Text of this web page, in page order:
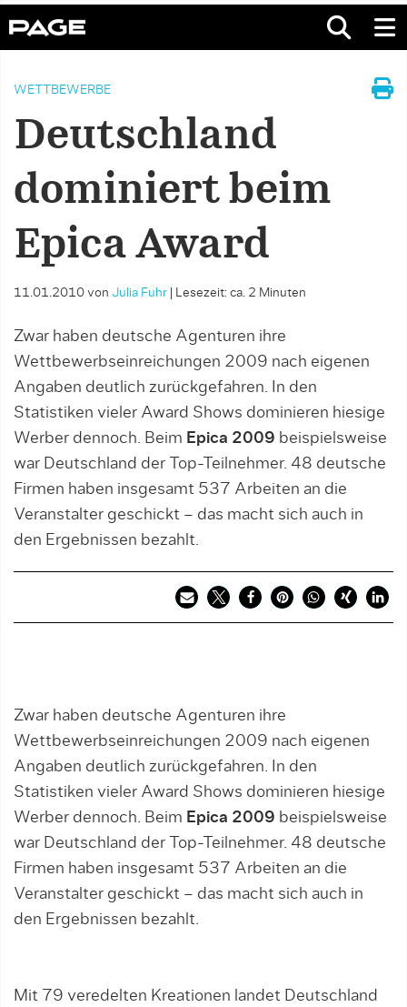
WETTBEWERBE
Deutschland
dominiert beim
Epica Award
11.01.2010 von Julia Fuhr Lesezeit: ca. 2 Minuten
Zwar haben deutsche Agenturen ihre
Wettbewerbseinreichungen 2009 nach eigenen
Angaben deutlich zurückgefahren. In den
Statistiken vieler Award Shows dominieren hiesige
Werber dennoch. Beim Epica 2009 beispielsweise
war Deutschland der Top-Teilnehmer. 48 deutsche
Firmen haben insgesamt 537 Arbeiten an die
Veranstalter geschickt – das macht sich auch in
den Ergebnissen bezahlt.
Zwar haben deutsche Agenturen ihre
Wettbewerbseinreichungen 2009 nach eigenen
Angaben deutlich zurückgefahren. In den
Statistiken vieler Award Shows dominieren hiesige
Werber dennoch. Beim Epica 2009 beispielsweise
war Deutschland der Top-Teilnehmer. 48 deutsche
Firmen haben insgesamt 537 Arbeiten an die
Veranstalter geschickt – das macht sich auch in
den Ergebnissen bezahlt.
Mit 79 veredelten Kreationen landet Deutschland